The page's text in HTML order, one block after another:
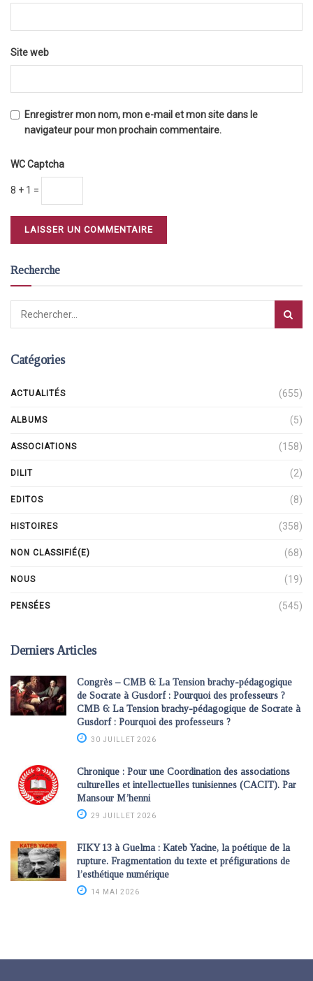
Site web
Enregistrer mon nom, mon e-mail et mon site dans le
navigateur pour mon prochain commentaire.
WC Captcha
8 + 1 =
Recherche
Catégories
ACTUALITÉS (655)
ALBUMS (5)
ASSOCIATIONS (158)
DILIT (2)
EDITOS (8)
HISTOIRES (358)
NON CLASSIFIÉ(E) (68)
NOUS (19)
PENSÉES (545)
Derniers Articles
Congrès – CMB 6: La Tension brachy-pédagogique
de Socrate à Gusdorf : Pourquoi des professeurs ?
CMB 6: La Tension brachy-pédagogique de Socrate à
Gusdorf : Pourquoi des professeurs ?
30 JUILLET 2026
Chronique : Pour une Coordination des associations
culturelles et intellectuelles tunisiennes (CACIT). Par
Mansour M’henni
29 JUILLET 2026
FIKY 13 à Guelma : Kateb Yacine, la poétique de la
rupture. Fragmentation du texte et préfigurations de
l’esthétique numérique
14 MAI 2026